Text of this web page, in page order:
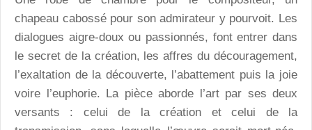
chapeau cabossé pour son admirateur y pourvoit. Les
dialogues aigre-doux ou passionnés, font entrer dans
le secret de la création, les affres du découragement,
l’exaltation de la découverte, l’abattement puis la joie
voire l’euphorie. La pièce aborde l’art par ses deux
versants : celui de la création et celui de la